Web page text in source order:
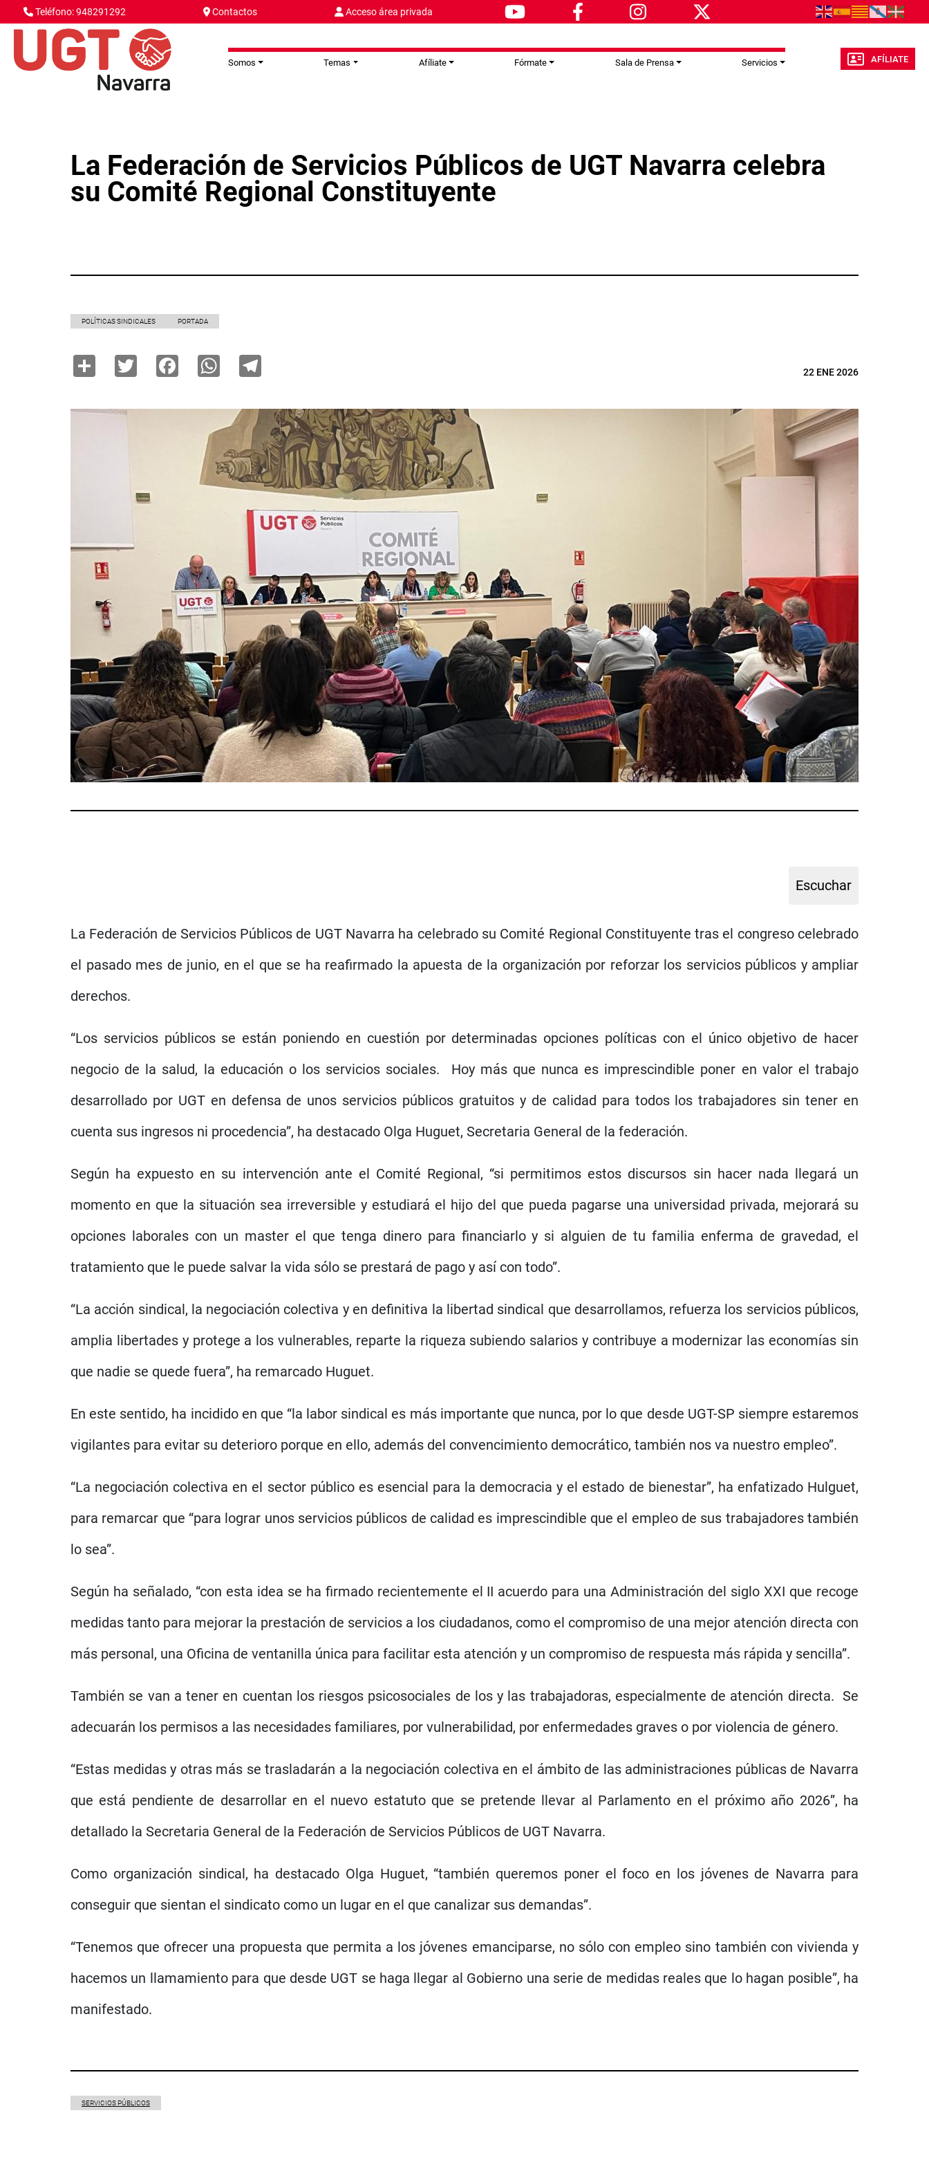
Pasar al contenido principal
Teléfono: 948291292 Contactos Acceso área privada
Somos Temas Afíliate Fórmate Sala de Prensa Servicios AFÍLIATE
La Federación de Servicios Públicos de UGT Navarra celebra
su Comité Regional Constituyente
POLÍTICAS SINDICALES PORTADA
Share TwitterFacebookWhatsApp 22 ENE 2026
La Federación de Servicios Públicos de UGT Navarra ha celebrado su Comité Regional Constituyente tras el congreso celebrado
el pasado mes de junio, en el que se ha reafirmado la apuesta de la organización por reforzar los servicios públicos y ampliar
derechos.
“Los servicios públicos se están poniendo en cuestión por determinadas opciones políticas con el único objetivo de hacer
negocio de la salud, la educación o los servicios sociales. Hoy más que nunca es imprescindible poner en valor el trabajo
desarrollado por UGT en defensa de unos servicios públicos gratuitos y de calidad para todos los trabajadores sin tener en
cuenta sus ingresos ni procedencia”, ha destacado Olga Huguet, Secretaria General de la federación.
Según ha expuesto en su intervención ante el Comité Regional, “si permitimos estos discursos sin hacer nada llegará un
momento en que la situación sea irreversible y estudiará el hijo del que pueda pagarse una universidad privada, mejorará su
opciones laborales con un master el que tenga dinero para financiarlo y si alguien de tu familia enferma de gravedad, el
tratamiento que le puede salvar la vida sólo se prestará de pago y así con todo”.
“La acción sindical, la negociación colectiva y en definitiva la libertad sindical que desarrollamos, refuerza los servicios públicos,
amplia libertades y protege a los vulnerables, reparte la riqueza subiendo salarios y contribuye a modernizar las economías sin
que nadie se quede fuera”, ha remarcado Huguet.
En este sentido, ha incidido en que “la labor sindical es más importante que nunca, por lo que desde UGT-SP siempre estaremos
vigilantes para evitar su deterioro porque en ello, además del convencimiento democrático, también nos va nuestro empleo”.
“La negociación colectiva en el sector público es esencial para la democracia y el estado de bienestar”, ha enfatizado Hulguet,
para remarcar que “para lograr unos servicios públicos de calidad es imprescindible que el empleo de sus trabajadores también
lo sea”.
Según ha señalado, “con esta idea se ha firmado recientemente el II acuerdo para una Administración del siglo XXI que recoge
medidas tanto para mejorar la prestación de servicios a los ciudadanos, como el compromiso de una mejor atención directa con
más personal, una Oficina de ventanilla única para facilitar esta atención y un compromiso de respuesta más rápida y sencilla”.
También se van a tener en cuentan los riesgos psicosociales de los y las trabajadoras, especialmente de atención directa. Se
adecuarán los permisos a las necesidades familiares, por vulnerabilidad, por enfermedades graves o por violencia de género.
“Estas medidas y otras más se trasladarán a la negociación colectiva en el ámbito de las administraciones públicas de Navarra
que está pendiente de desarrollar en el nuevo estatuto que se pretende llevar al Parlamento en el próximo año 2026”, ha
detallado la Secretaria General de la Federación de Servicios Públicos de UGT Navarra.
Como organización sindical, ha destacado Olga Huguet, “también queremos poner el foco en los jóvenes de Navarra para
conseguir que sientan el sindicato como un lugar en el que canalizar sus demandas”.
“Tenemos que ofrecer una propuesta que permita a los jóvenes emanciparse, no sólo con empleo sino también con vivienda y
hacemos un llamamiento para que desde UGT se haga llegar al Gobierno una serie de medidas reales que lo hagan posible”, ha
manifestado.
SERVICIOS PÚBLICOS